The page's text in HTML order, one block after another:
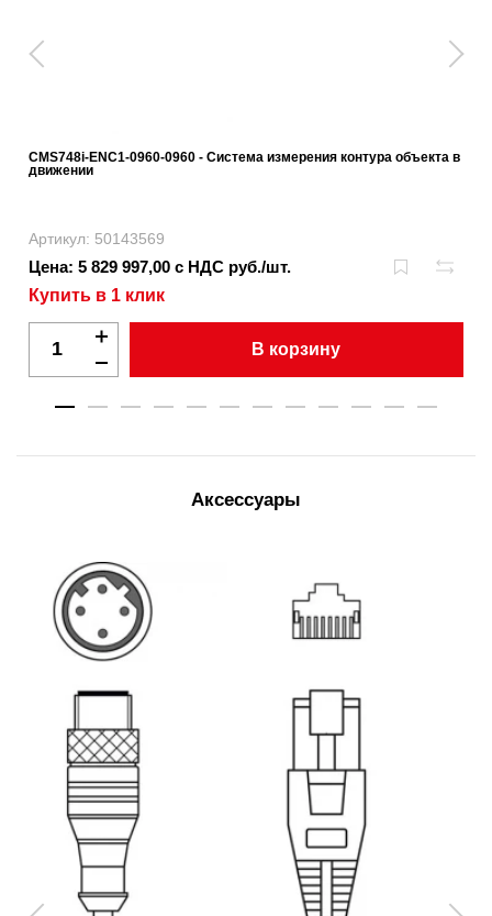
CMS748i-ENC1-0960-0960 - Система измерения контура объекта в
движении
Артикул: 50143569
Цена: 5 829 997,00 с НДС руб./шт.
Купить в 1 клик
В корзину
Аксессуары